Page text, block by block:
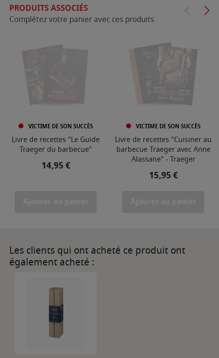
PRODUITS ASSOCIÉS
Complétez votre panier avec ces produits
VICTIME DE SON SUCCÈS
Livre de recettes "Le Guide
Traeger du barbecue"
Prix
14,95 €
VICTIME DE SON SUCCÈS
Livre de recettes "Cuisiner au
barbecue Traeger avec Anne
Alassane" - Traeger
Prix
15,95 €
Les clients qui ont acheté ce produit ont
également acheté :